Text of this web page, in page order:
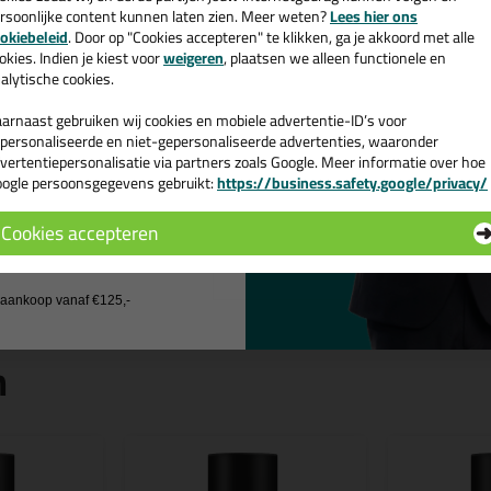
Kenmerken
Droogt zeer snel
Voorkomt uitbreiding van
Behandelde oppervlakken
Gebruiksaanwijzing
Isoleer Spray wordt direct verwerkt
gedurende 2 minuten (mengkogel
kruislings te spuiten met een
beschermende effect te verbeteren
met korte tussenliggende
content kunnen laten zien. Meer weten?Lees hier ons
. Door op "Cookies accepteren" te klikken, ga je akkoord met alle
Indien je kiest voorweigeren, plaatsen we alleen functionele en
cookies.
gebruiken wij cookies en mobiele advertentie-ID’s voor
en niet-gepersonaliseerde advertenties, waaronder
via partners zoals Google. Meer informatie over hoe
persoonsgegevens gebruikt:https://business.safety.google/privacy/
Cookies accepteren
en ontvang een
€35,-bij je eerste bestelling!
de actiecode ›
geen cadeau
vanaf €125,-